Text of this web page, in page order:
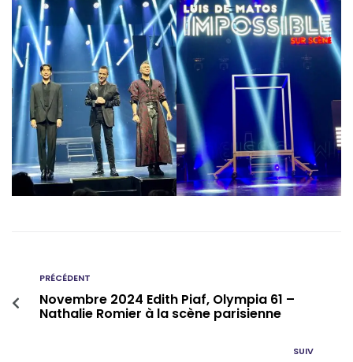
PRÉCÉDENT
Novembre 2024 Edith Piaf, Olympia 61 –
Nathalie Romier à la scène parisienne
SUIV